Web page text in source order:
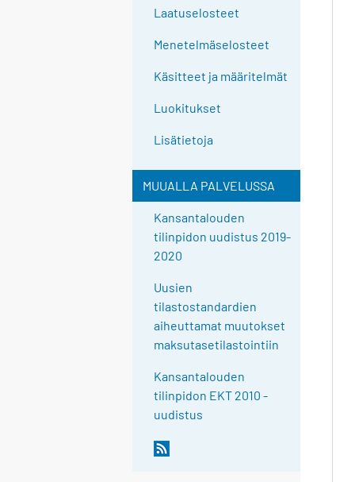
Laatuselosteet
Menetelmäselosteet
Käsitteet ja määritelmät
Luokitukset
Lisätietoja
MUUALLA PALVELUSSA
Kansantalouden
tilinpidon uudistus 2019-
2020
Uusien
tilastostandardien
aiheuttamat muutokset
maksutasetilastointiin
Kansantalouden
tilinpidon EKT 2010 -
uudistus